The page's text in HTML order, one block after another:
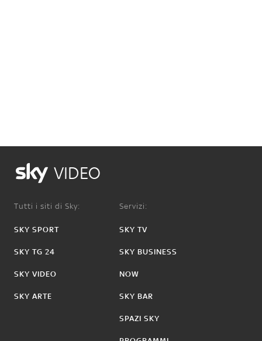
VIDEO
Tutti i siti di Sky:
SKY SPORT
SKY TG 24
SKY VIDEO
SKY ARTE
Servizi:
SKY TV
SKY BUSINESS
NOW
SKY BAR
SPAZI SKY